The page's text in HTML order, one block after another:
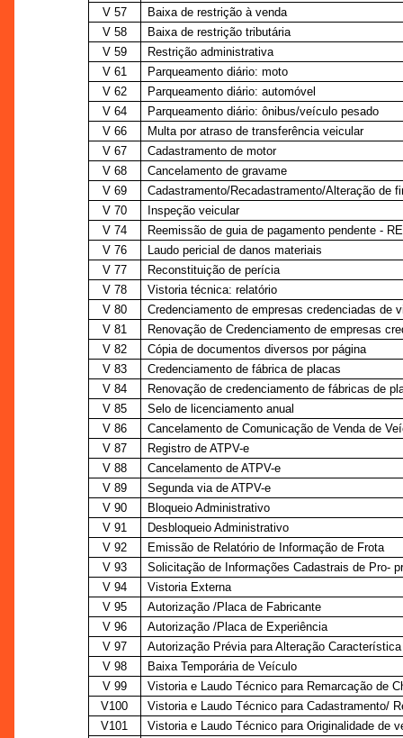
V 57
Baixa de restrição à venda
V 58
Baixa de restrição tributária
V 59
Restrição administrativa
V 61
Parqueamento diário: moto
V 62
Parqueamento diário: automóvel
V 64
Parqueamento diário: ônibus/veículo pesado
V 66
Multa por atraso de transferência veicular
V 67
Cadastramento de motor
V 68
Cancelamento de gravame
V 69
Cadastramento/Recadastramento/Alteração de
V 70
Inspeção veicular
V 74
Reemissão de guia de pagamento pendente -
V 76
Laudo pericial de danos materiais
V 77
Reconstituição de perícia
V 78
Vistoria técnica: relatório
V 80
Credenciamento de empresas credenciadas de
V 81
Renovação de Credenciamento de empresas
V 82
Cópia de documentos diversos por página
V 83
Credenciamento de fábrica de placas
V 84
Renovação de credenciamento de fábricas de
V 85
Selo de licenciamento anual
V 86
Cancelamento de Comunicação de Venda de
V 87
Registro de ATPV-e
V 88
Cancelamento de ATPV-e
V 89
Segunda via de ATPV-e
V 90
Bloqueio Administrativo
V 91
Desbloqueio Administrativo
V 92
Emissão de Relatório de Informação de Frota
V 93
Solicitação de Informações Cadastrais de Pro-
V 94
Vistoria Externa
V 95
Autorização /Placa de Fabricante
V 96
Autorização /Placa de Experiência
V 97
Autorização Prévia para Alteração
V 98
Baixa Temporária de Veículo
V 99
Vistoria e Laudo Técnico para Remarcação de
V100
Vistoria e Laudo Técnico para Cadastramento/
V101
Vistoria e Laudo Técnico para Originalidade de